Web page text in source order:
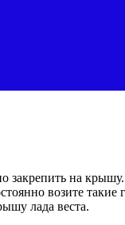
закрепить на
возите
лада веста.